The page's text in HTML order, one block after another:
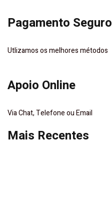
Pagamento Seguro
Utlizamos os melhores métodos
Apoio Online
Via Chat, Telefone ou Email
Mais Recentes